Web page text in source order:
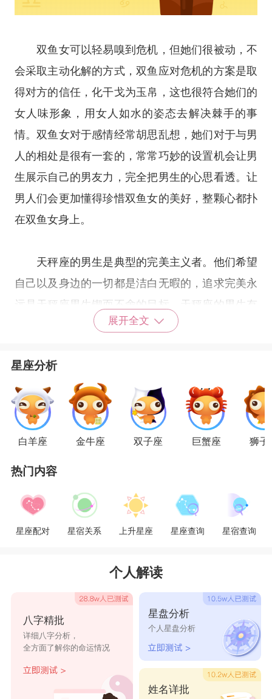
双鱼女可以轻易嗅到危机，但她们很被动，不
会采取主动化解的方式，双鱼应对危机的方案是取
得对方的信任，化干戈为玉帛，这也很符合她们的
女人味形象，用女人如水的姿态去解决棘手的事
情。双鱼女对于感情经常胡思乱想，她们对于与男
人的相处是很有一套的，常常巧妙的设置机会让男
生展示自己的男友力，完全把男生的心思看透。让
男人们会更加懂得珍惜双鱼女的美好，整颗心都扑
在双鱼女身上。
天秤座的男生是典型的完美主义者。他们希望
自己以及身边的一切都是洁白无暇的，追求完美永
远是天秤座男生锲而不舍的目标。天秤座的男生有
种与生俱来的风采，即使他长得不帅，但是多半拥
天秤座的，加上他是天生的暧昧高手，女生会拜倒
在天秤男的牛仔裤下一点都不奇怪。
天秤男是一个浪漫多情的大暖男，他喜欢和不
拒绝，时常给人用情不专，感情生活混乱的错觉。
双鱼女是一个敏感爱幻想缺乏安全感的女生，她需
要爱人全部的呵护及爱意，不愿意和别人分享一丁
点的爱。两人在性格上会存在很多的兼容性，同时
生的，让两个人欲罢不能。
天秤男与双鱼女之间也存在着不可避免的矛
盾，即使吸引力再美好，爱情再甜蜜，当他们彼此
感觉理想达不到同一平行线上时，使两人之间的匹
配度会大大下降。双鱼女在星座比重上虽然较强
展开全文
星座分析
白羊座 金牛座 双子座 巨蟹座 狮子
热门内容
星座配对 星宿关系 上升星座 星座查询 星宿查询
个人解读
八字精批
详细八字分析，
全方面了解你的命运情况
星盘分析
个人星盘分析
姓名详批